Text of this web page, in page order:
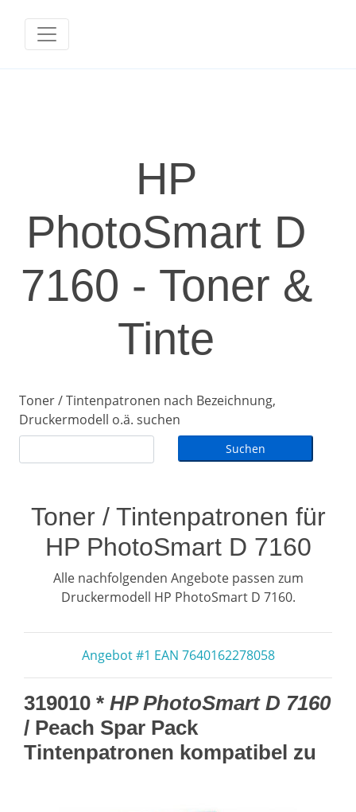
HP
PhotoSmart D
7160 - Toner &
Tinte
Toner / Tintenpatronen nach Bezeichnung,
Druckermodell o.ä. suchen
Toner / Tintenpatronen für
HP PhotoSmart D 7160
Alle nachfolgenden Angebote passen zum
Druckermodell HP PhotoSmart D 7160.
Angebot #1 EAN 7640162278058
319010 * HP PhotoSmart D 7160
/ Peach Spar Pack
Tintenpatronen kompatibel zu